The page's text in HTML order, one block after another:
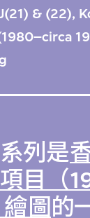
& (22),
列是
目（
圖的